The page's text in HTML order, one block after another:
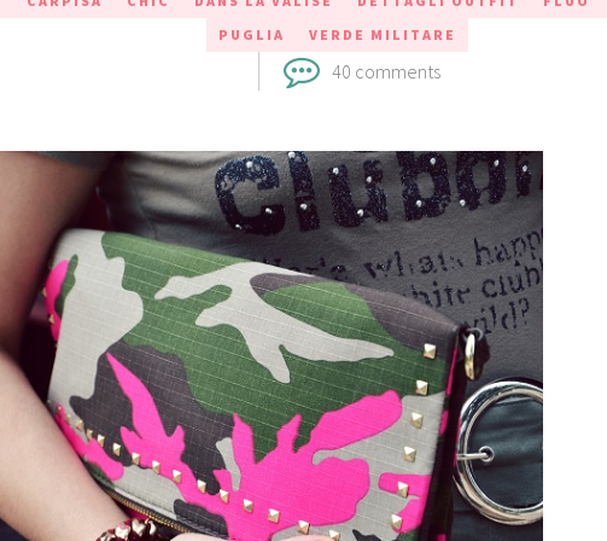
PUGLIA
VERDE MILITARE
40 comments